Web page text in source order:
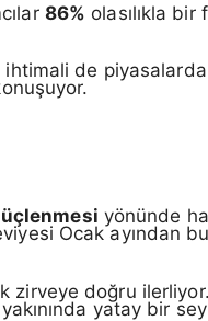
86% olasılıkla
ihtimali de
yönünde
Ocak ayından
zirveye doğru
yatay bir